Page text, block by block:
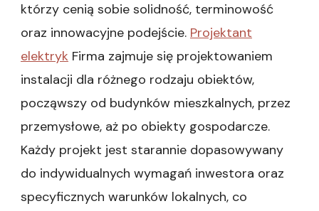
którzy cenią sobie solidność, terminowość
oraz innowacyjne podejście. Projektant
elektryk Firma zajmuje się projektowaniem
instalacji dla różnego rodzaju obiektów,
począwszy od budynków mieszkalnych, przez
przemysłowe, aż po obiekty gospodarcze.
Każdy projekt jest starannie dopasowywany
do indywidualnych wymagań inwestora oraz
specyficznych warunków lokalnych, co